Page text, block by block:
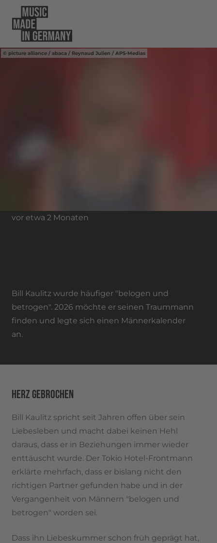
picture alliance / abaca / Reynaud Julien / APS-Medias
vor etwa 2 Monaten
Bill Kaulitz wurde häufiger "belogen und
betrogen". 2026 möchte er seinen Traummann
finden und legte sich einen Männerkalender
an.
HERZ GEBROCHEN
Bill Kaulitz spricht seit Jahren offen über sein
Liebesleben und macht dabei keinen Hehl
daraus, dass er in Beziehungen immer wieder
enttäuscht wurde. Der Tokio Hotel-Frontmann
erklärte mehrfach, dass er bislang nicht den
richtigen Partner gefunden habe und in der
Vergangenheit von Männern "belogen und
betrogen" worden sei.
Dass ihn Liebeskummer schon früh geprägt hat,